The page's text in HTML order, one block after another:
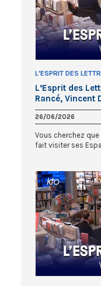
L'ESPRIT DES
L’Esprit des
Rancé, Vincent
26/06/2026
Vous cherchez
fait visiter ses